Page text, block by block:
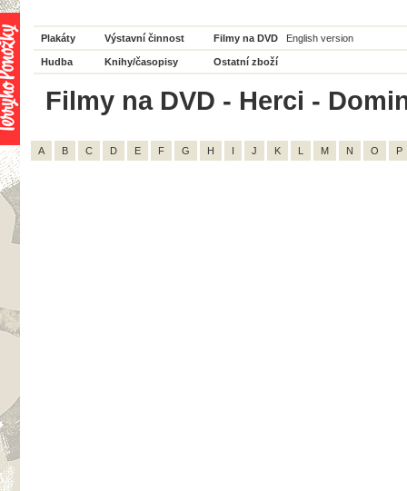
Plakáty Výstavní činnost Filmy na DVD English version
Hudba Knihy/časopisy Ostatní zboží
Filmy na DVD - Herci -
A B C D E F G H I J K L M N O P